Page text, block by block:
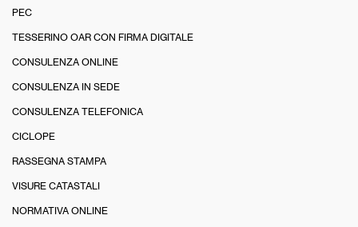
PEC
TESSERINO OAR CON FIRMA DIGITALE
CONSULENZA ONLINE
CONSULENZA IN SEDE
CONSULENZA TELEFONICA
CICLOPE
RASSEGNA STAMPA
VISURE CATASTALI
NORMATIVA ONLINE